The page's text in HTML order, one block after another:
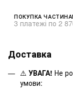
ПОКУПКА
3 платежі по 2
Доставка
⚠️ УВАГА! Не
умови: